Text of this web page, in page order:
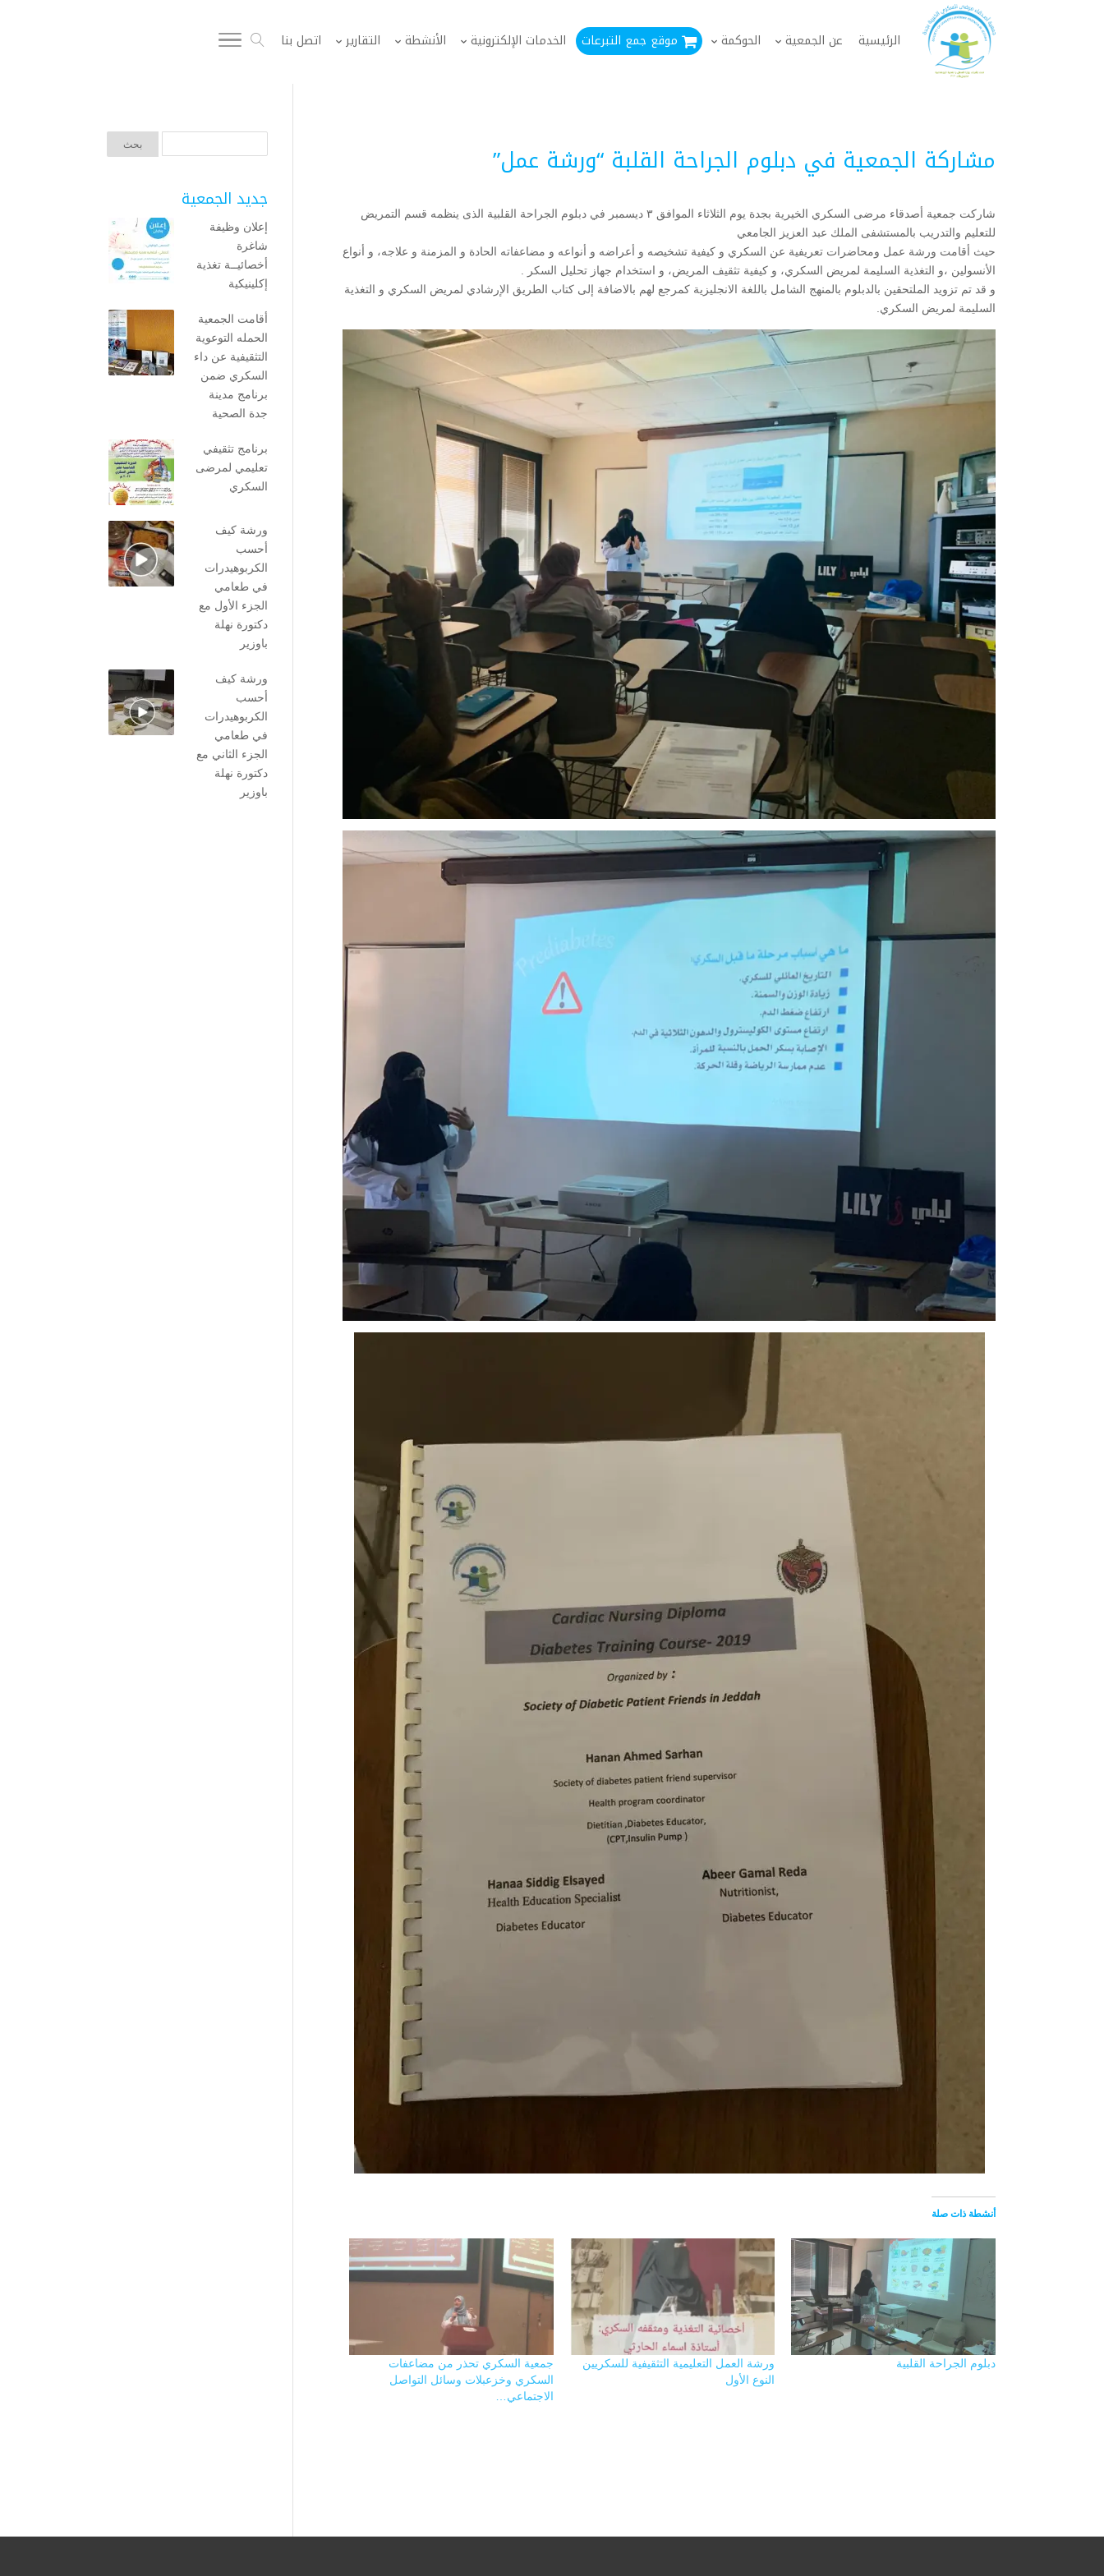
الرئيسية عن الجمعية الحوكمة موقع جمع التبرعات الخدمات الإلكترونية الأنشطة التقارير اتصل بنا
مشاركة الجمعية في دبلوم الجراحة القلبة “ورشة عمل”
شاركت جمعية أصدقاء مرضى السكري الخيرية بجدة يوم الثلاثاء الموافق ٣ ديسمبر في دبلوم الجراحة القلبية الذى ينظمه قسم التمريض
للتعليم والتدريب بالمستشفى الملك عبد العزيز الجامعي
حيث أقامت ورشة عمل ومحاضرات تعريفية عن السكري و كيفية تشخيصه و أعراضه و أنواعه و مضاعفاته الحادة و المزمنة و علاجه، و أنواع
الأنسولين ،و التغذية السليمة لمريض السكري، و كيفية تثقيف المريض، و استخدام جهاز تحليل السكر .
و قد تم تزويد الملتحقين بالدبلوم بالمنهج الشامل باللغة الانجليزية كمرجع لهم بالاضافة إلى كتاب الطريق الإرشادي لمريض السكري و التغذية
السليمة لمريض السكري.
أنشطة ذات صلة
دبلوم الجراحة القلبية
ورشة العمل التعليمية التثقيفية للسكريين
النوع الأول
جمعية السكري تحذر من مضاعفات
السكري وخزعبلات وسائل التواصل
الاجتماعي…
جديد الجمعية
إعلان وظيفة
شاغرة
أخصائيــة تغذية
إكلينيكية
أقامت الجمعية
الحمله التوعوية
التثقيفية عن داء
السكري ضمن
برنامج مدينة
جدة الصحية
برنامج تثقيفي
تعليمي لمرضى
السكري
ورشة كيف
أحسب
الكربوهيدرات
في طعامي
الجزء الأول مع
دكتورة نهلة
باوزير
ورشة كيف
أحسب
الكربوهيدرات
في طعامي
الجزء الثاني مع
دكتورة نهلة
باوزير